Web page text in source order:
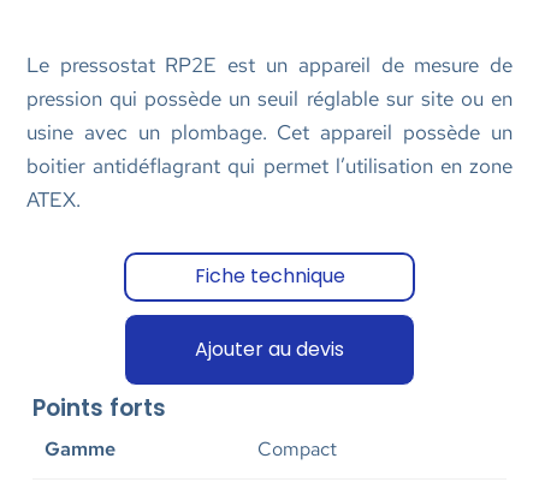
Le pressostat RP2E est un appareil de mesure de
pression qui possède un seuil réglable sur site ou en
usine avec un plombage. Cet appareil possède un
boitier antidéflagrant qui permet l’utilisation en zone
ATEX.
Fiche technique
Ajouter au devis
Points forts
Gamme Compact